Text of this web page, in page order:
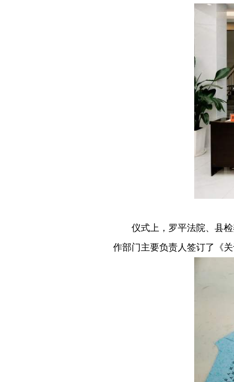
仪式上，罗平法院、县
作部门主要负责人签订了《